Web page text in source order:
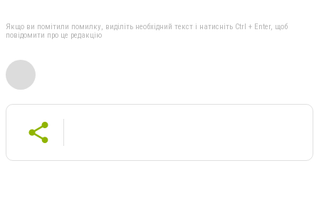
Якщо ви помітили помилку, виділіть необхідний текст і натисніть Ctrl + Enter, щоб
повідомити про це редакцію